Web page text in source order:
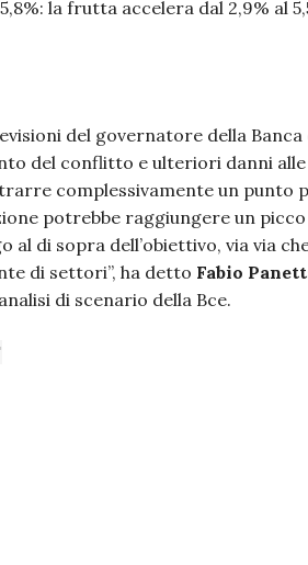
la frutta accelera dal 2,9% al
del governatore della Banca
del conflitto e ulteriori danni
complessivamente un punto
potrebbe raggiungere un
al di sopra dell’obiettivo, via via
di settori”, ha detto Fabio
di scenario della Bce.